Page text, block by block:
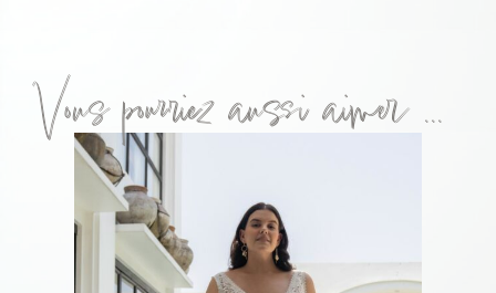
Vous pourriez aussi aimer ...